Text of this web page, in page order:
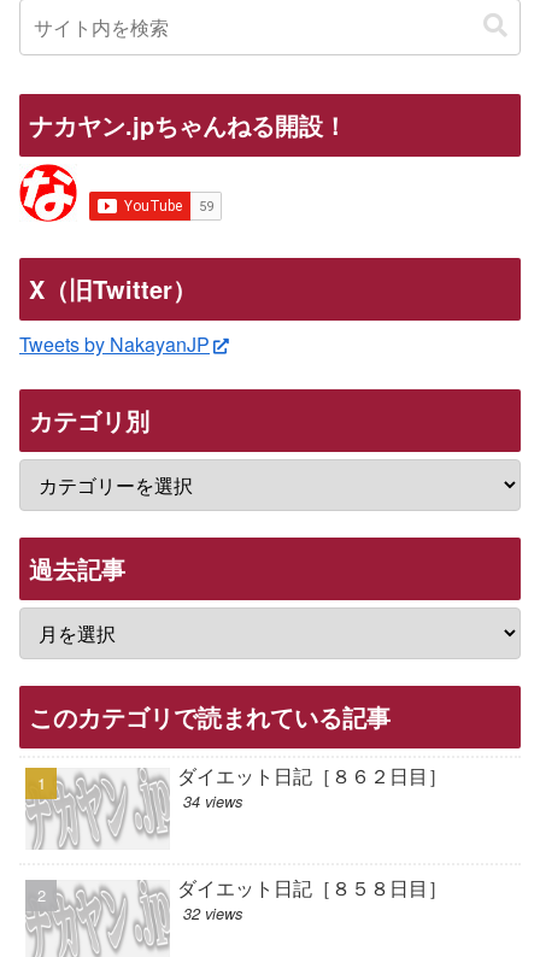
ナカヤン.jpちゃんねる開設！
X（旧Twitter）
Tweets by NakayanJP
カテゴリ別
過去記事
このカテゴリで読まれている記事
ダイエット日記［８６２日目］
34 views
ダイエット日記［８５８日目］
32 views